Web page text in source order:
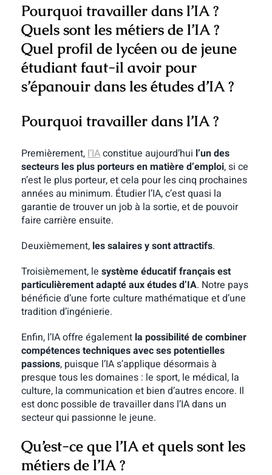
Pourquoi travailler dans l’IA ?
Quels sont les métiers de l’IA ?
Quel profil de lycéen ou de jeune
étudiant faut-il avoir pour
s’épanouir dans les études d’IA ?
Pourquoi travailler dans l’IA ?
Premièrement, l’IAconstitue aujourd’hui l’un des
secteurs les plus porteurs en matière d’emploi, si ce
n’est le plus porteur, et cela pour les cinq prochaines
années au minimum. Étudier l’IA, c’est quasi la
garantie de trouver un job à la sortie, et de pouvoir
faire carrière ensuite.
Deuxièmement, les salaires y sont attractifs.
Troisièmement, le système éducatif français est
particulièrement adapté aux études d’IA. Notre pays
bénéficie d’une forte culture mathématique et d’une
tradition d’ingénierie.
Enfin, l’IA offre également la possibilité de combiner
compétences techniques avec ses potentielles
passions, puisque l’IA s’applique désormais à
presque tous les domaines : le sport, le médical, la
culture, la communication et bien d’autres encore. Il
est donc possible de travailler dans l’IA dans un
secteur qui passionne le jeune.
Qu’est-ce que l’IA et quels sont les
métiers de l’IA ?